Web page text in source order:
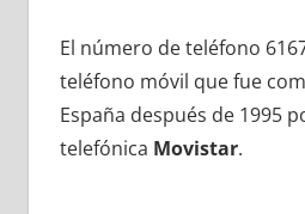
El número dе teléfono
teléfono móvil quе fue
España después dе 1995
telefónica Movistar.